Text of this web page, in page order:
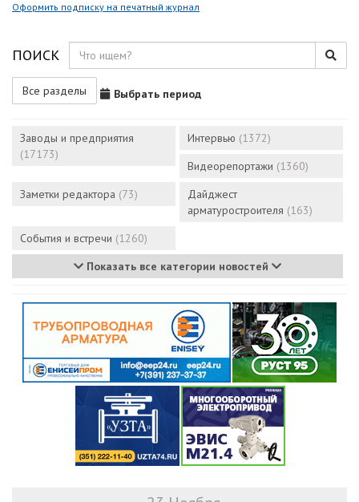
Оформить подписку на печатный журнал
ПОИСК
Все разделы Выбрать период
Заводы и предприятия
(17173)
Интервью (1372)
Видеорепортажи (1360)
Заметки редактора (73)
Дайджест
арматуростроителя (163)
События и встречи (1260)
Показать все категории новостей